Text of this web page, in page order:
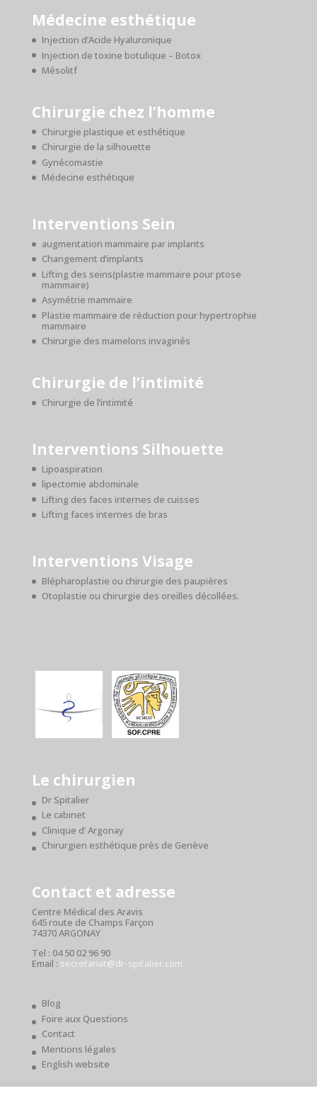
Médecine esthétique
Injection d’Acide Hyaluronique
Injection de toxine botulique – Botox
Mésolitf
Chirurgie chez l’homme
Chirurgie plastique et esthétique
Chirurgie de la silhouette
Gynécomastie
Médecine esthétique
Interventions Sein
augmentation mammaire par implants
Changement d’implants
Lifting des seins(plastie mammaire pour ptose
mammaire)
Asymétrie mammaire
Plastie mammaire de réduction pour hypertrophie
mammaire
Chirurgie des mamelons invaginés
Chirurgie de l’intimité
Chirurgie de l’intimité
Interventions Silhouette
Lipoaspiration
lipectomie abdominale
Lifting des faces internes de cuisses
Lifting faces internes de bras
Interventions Visage
Blépharoplastie ou chirurgie des paupières
Otoplastie ou chirurgie des oreilles décollées.
Le chirurgien
Dr Spitalier
Le cabinet
Clinique d’ Argonay
Chirurgien esthétique près de Genève
Contact et adresse
Centre Médical des Aravis
645 route de Champs Farçon
74370 ARGONAY
Tel : 04 50 02 96 90
Email : secretariat@dr-spitalier.com
Blog
Foire aux Questions
Contact
Mentions légales
English website